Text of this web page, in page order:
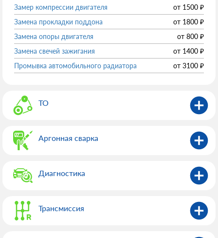
Замер компрессии двигателя от 1500 ₽
Замена прокладки поддона
от 1800 ₽
Замена опоры двигателя
от 800 ₽
Замена свечей зажигания
от 1400 ₽
Промывка автомобильного радиатора
от 3100 ₽
ТО
Аргонная сварка
Диагностика
Трансмиссия